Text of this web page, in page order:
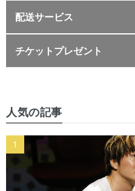
配送サービス
チケットプレゼント
人気の記事